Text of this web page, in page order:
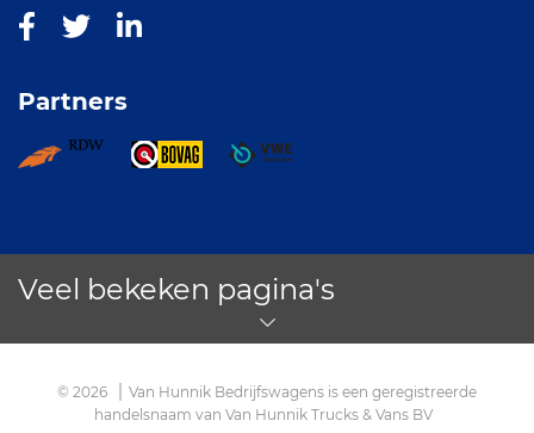
Partners
Veel bekeken pagina's
© 2026
Van Hunnik Bedrijfswagens is een geregistreerde
handelsnaam van Van Hunnik Trucks & Vans BV